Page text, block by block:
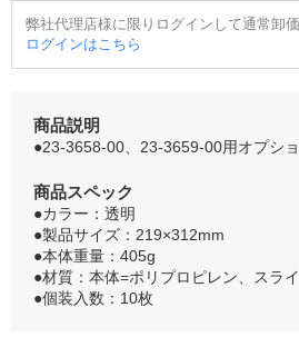
弊社代理店様に限りログインして通常卸
ログインはこちら
商品説明
●23-3658-00、23-3659-00用オプショ
商品スペック
●カラー：透明
●製品サイズ：219×312mm
●本体重量：405g
●材質：本体=ポリプロピレン、スラ
●個装入数：10枚